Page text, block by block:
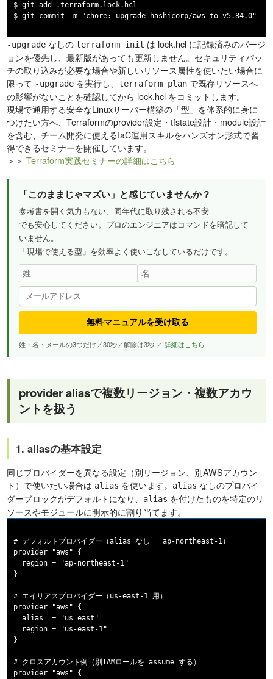
$ git add .terraform.lock.hcl
-upgrade なしのterraform init は lock.hcl に記録済みのバージ
ョンを優先し、最新版があっても更新しません。セキュリティパッ
チの取り込みが必要な場合や新しいリソース属性を使いたい場合に
限って -upgrade を実行し、terraform plan で既存リソースへ
の影響がないことを確認してから lock.hcl をコミットします。
現場で通用する安全なLinuxサーバー構築の「型」を体系的に身に
つけたい方へ、Terraformのprovider設定・tfstate設計・module設計
を含む、チーム開発に使えるIaC運用スキルをハンズオン形式で習
得できるセミナーを開催しています。
＞＞Terraform実践セミナーの詳細はこちら
「このままじゃマズい」と感じていませんか？
参考書を開く気力もない、同年代に取り残される不安——
でも安心してください。プロのエンジニアはコマンドを暗記して
いません。
「現場で使える型」を効率よく使いこなしているだけです。
無料マニュアルを受け取る
姓・名・メールの3つだけ／30秒／解除は3秒 ／詳細はこちら
provider aliasで複数リージョン・複数アカウ
ントを扱う
1. aliasの基本設定
同じプロバイダーを異なる設定（別リージョン、別AWSアカウン
ト）で使いたい場合は alias を使います。 alias なしのプロバイ
ダーブロックがデフォルトになり、
alias を付けたものを特定のリ
ソースやモジュールに明示的に割り当てます。
# デフォルトプロバイダー（alias なし = ap-northeast-1）
provider "aws" {
  region = "ap-northeast-1"
}
# エイリアスプロバイダー（us-east-1 用）
provider "aws" {
  alias  = "us_east"
  region = "us-east-1"
}
# クロスアカウント例（別IAMロールを assume する）
provider "aws" {